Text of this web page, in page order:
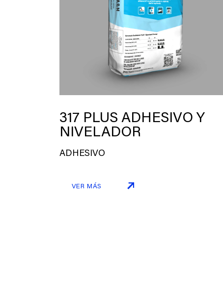
317 PLUS ADHESIVO Y
NIVELADOR
ADHESIVO
VER MÁS